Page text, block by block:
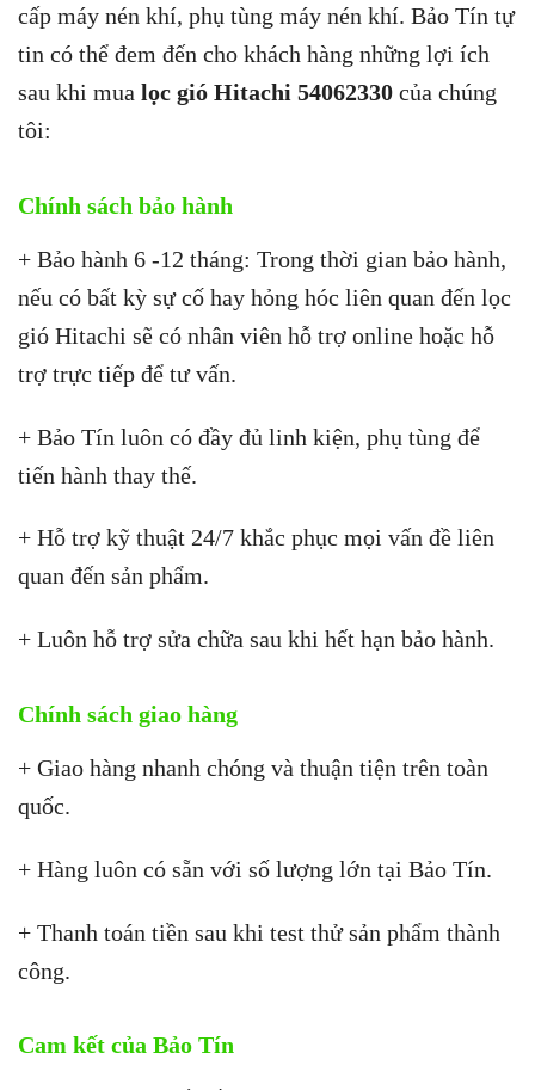
cấp máy nén khí, phụ tùng máy nén khí. Bảo Tín tự
tin có thể đem đến cho khách hàng những lợi ích
sau khi mua lọc gió Hitachi 54062330 của chúng
tôi:
Chính sách bảo hành
+ Bảo hành 6 -12 tháng: Trong thời gian bảo hành,
nếu có bất kỳ sự cố hay hỏng hóc liên quan đến lọc
gió Hitachi sẽ có nhân viên hỗ trợ online hoặc hỗ
trợ trực tiếp để tư vấn.
+ Bảo Tín luôn có đầy đủ linh kiện, phụ tùng để
tiến hành thay thế.
+ Hỗ trợ kỹ thuật 24/7 khắc phục mọi vấn đề liên
quan đến sản phẩm.
+ Luôn hỗ trợ sửa chữa sau khi hết hạn bảo hành.
Chính sách giao hàng
+ Giao hàng nhanh chóng và thuận tiện trên toàn
quốc.
+ Hàng luôn có sẵn với số lượng lớn tại Bảo Tín.
+ Thanh toán tiền sau khi test thử sản phẩm thành
công.
Cam kết của Bảo Tín